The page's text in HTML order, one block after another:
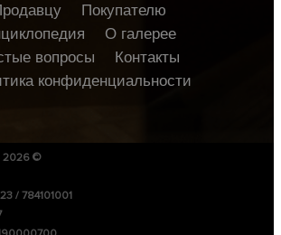
Покупателю
О галерее
вопросы
Контакты
конфиденциальности
2026 ©
/ 784101001